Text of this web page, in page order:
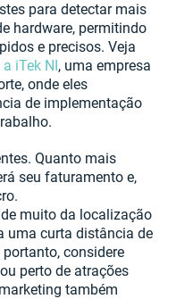
para detectar mais
hardware, permitindo
e precisos. Veja
iTek NI, uma empresa
onde eles
de implementação
Quanto mais
seu faturamento e,
muito da localização
uma curta distância de
considere
perto de atrações
também